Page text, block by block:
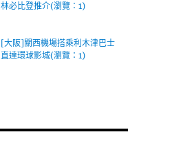
林必比登推介(瀏覽：1)
[大阪]關西機場搭乘利木津巴士
直達環球影城(瀏覽：1)